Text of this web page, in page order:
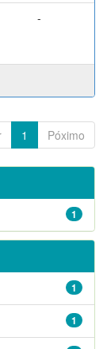
-
1 Póximo
1
1
1